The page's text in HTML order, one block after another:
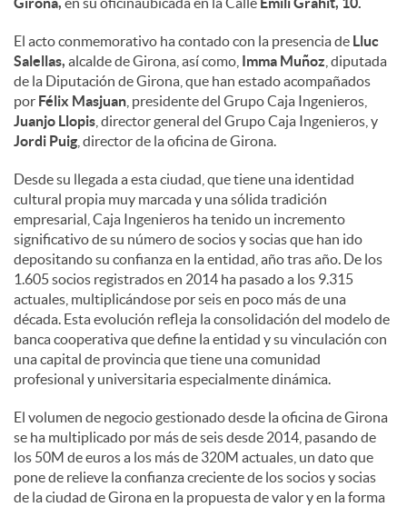
El acto conmemorativo ha contado con la presencia de Lluc
Salellas, alcalde de Girona, así como, Imma Muñoz , diputada
de la Diputación de Girona, que han estado acompañados
por Félix Masjuan , presidente del Grupo Caja Ingenieros,
Juanjo Llopis , director general del Grupo Caja Ingenieros, y
Jordi Puig , director de la oficina de Girona.
Desde su llegada a esta ciudad, que tiene una identidad
cultural propia muy marcada y una sólida tradición
empresarial, Caja Ingenieros ha tenido un incremento
significativo de su número de socios y socias que han ido
depositando su confianza en la entidad, año tras año. De los
1.605 socios registrados en 2014 ha pasado a los 9.315
actuales, multiplicándose por seis en poco más de una
década. Esta evolución refleja la consolidación del modelo de
banca cooperativa que define la entidad y su vinculación con
una capital de provincia que tiene una comunidad
profesional y universitaria especialmente dinámica.
El volumen de negocio gestionado desde la oficina de Girona
se ha multiplicado por más de seis desde 2014, pasando de
los 50M de euros a los más de 320M actuales, un dato que
pone de relieve la confianza creciente de los socios y socias
de la ciudad de Girona en la propuesta de valor y en la forma